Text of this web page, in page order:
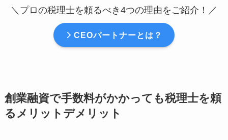
＼プロの税理士を頼るべき4つの理由をご紹介！／
CEOパートナーとは？
創業融資で手数料がかかっても税理士を頼
るメリットデメリット